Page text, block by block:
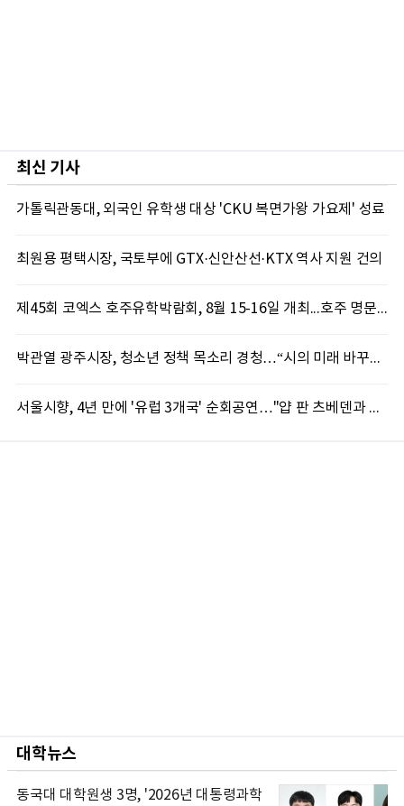
최신 기사
가톨릭관동대, 외국인 유학생 대상 'CKU 복면가왕 가요제' 성료
최원용 평택시장, 국토부에 GTX·신안산선·KTX 역사 지원 건의
제45회 코엑스 호주유학박람회, 8월 15-16일 개최...호주 명문대 장학금 및 유학 상담 제공
박관열 광주시장, 청소년 정책 목소리 경청…“시의 미래 바꾸는 자산”
서울시향, 4년 만에 '유럽 3개국' 순회공연…"얍 판 츠베덴과 첫 동행"
대학뉴스
동국대 대학원생 3명, '2026년 대통령과학